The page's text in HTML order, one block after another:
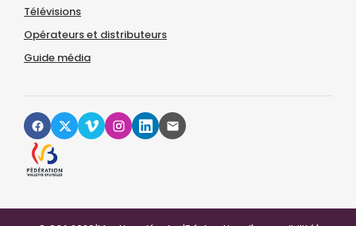
Télévisions
Opérateurs et distributeurs
Guide média